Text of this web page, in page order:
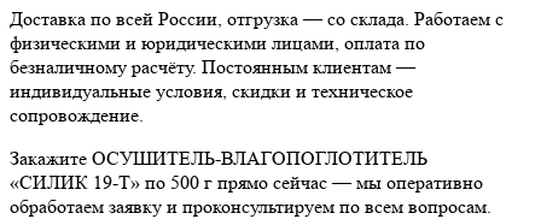
Доставка по всей России, отгрузка — со склада. Работаем с
физическими и юридическими лицами, оплата по
безналичному расчёту. Постоянным клиентам —
индивидуальные условия, скидки и техническое
сопровождение.
Закажите ОСУШИТЕЛЬ-ВЛАГОПОГЛОТИТЕЛЬ
«СИЛИК 19-Т» по 500 г прямо сейчас — мы оперативно
обработаем заявку и проконсультируем по всем вопросам.